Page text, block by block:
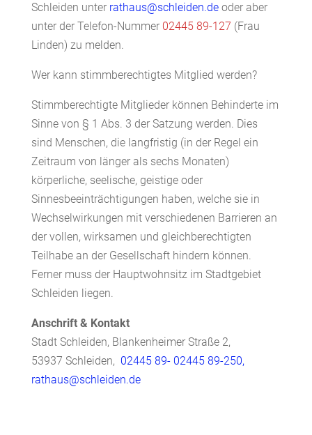
Schleiden unter rathaus@schleiden.deoder aber
unter der Telefon-Nummer 02445 89-127 (Frau
Linden) zu melden.
Wer kann stimmberechtigtes Mitglied werden?
Stimmberechtigte Mitglieder können Behinderte im
Sinne von § 1 Abs. 3 der Satzung werden. Dies
sind Menschen, die langfristig (in der Regel ein
Zeitraum von länger als sechs Monaten)
körperliche, seelische, geistige oder
Sinnesbeeinträchtigungen haben, welche sie in
Wechselwirkungen mit verschiedenen Barrieren an
der vollen, wirksamen und gleichberechtigten
Teilhabe an der Gesellschaft hindern können.
Ferner muss der Hauptwohnsitz im Stadtgebiet
Schleiden liegen.
Anschrift & Kontakt
Stadt Schleiden, Blankenheimer Straße 2,
53937 Schleiden, 02445 89- 02445 89-250,
rathaus@schleiden.de